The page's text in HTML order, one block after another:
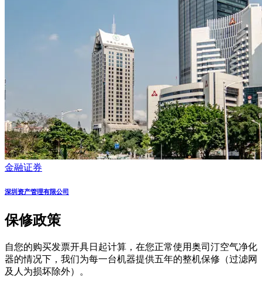
金融证券
深圳资产管理有限公司
保修政策
自您的购买发票开具日起计算，在您正常使用奥司汀空气净化
器的情况下，我们为每一台机器提供五年的整机保修（过滤网
及人为损坏除外）。